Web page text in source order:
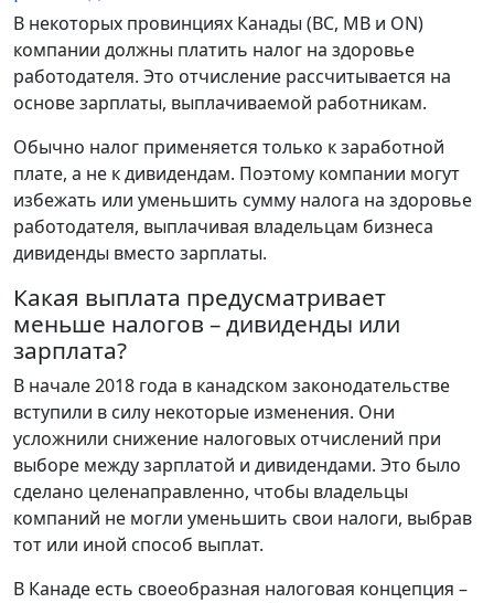
В некоторых провинциях Канады (BC, MB и ON)
компании должны платить налог на здоровье
работодателя. Это отчисление рассчитывается на
основе зарплаты, выплачиваемой работникам.
Обычно налог применяется только к заработной
плате, а не к дивидендам. Поэтому компании могут
избежать или уменьшить сумму налога на здоровье
работодателя, выплачивая владельцам бизнеса
дивиденды вместо зарплаты.
Какая выплата предусматривает
меньше налогов – дивиденды или
зарплата?
В начале 2018 года в канадском законодательстве
вступили в силу некоторые изменения. Они
усложнили снижение налоговых отчислений при
выборе между зарплатой и дивидендами. Это было
сделано целенаправленно, чтобы владельцы
компаний не могли уменьшить свои налоги, выбрав
тот или иной способ выплат.
В Канаде есть своеобразная налоговая концепция –